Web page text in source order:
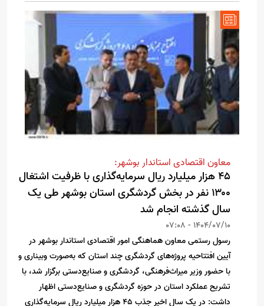
معاون اقتصادی استاندار بوشهر:
45 هزار میلیارد ریال سرمایه‌گذاری با ظرفیت اشتغال
۱۳۰۰ نفر در بخش گردشگری استان بوشهر طی یک
سال گذشته انجام شد
1404/07/10 - 07:08
رسول رستمی معاون هماهنگی امور اقتصادی استاندار بوشهر در
آیین افتتاحیه پروژه‌های گردشگری چند استان که به‌صورت وبیناری و
با حضور وزیر میراث‌فرهنگی، گردشگری و صنایع‌دستی برگزار شد، با
تشریح عملکرد استان در حوزه گردشگری و صنایع‌دستی اظهار
داشت: در یک سال اخیر جذب ۴۵ هزار میلیارد ریال سرمایه‌گذاری